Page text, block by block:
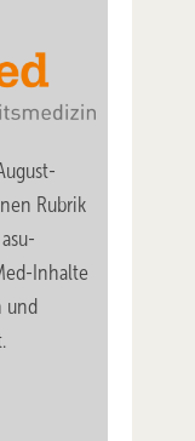
Rubrik
Inhalte
und